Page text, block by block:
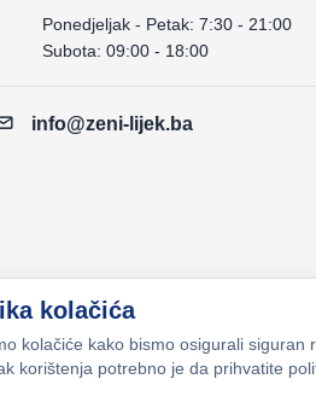
Ponedjeljak - Petak: 7:30 - 21:00
Subota: 09:00 - 18:00
info@zeni-lijek.ba
kolačića
kolačiće kako bismo osigurali
korištenja potrebno je da prihvatite